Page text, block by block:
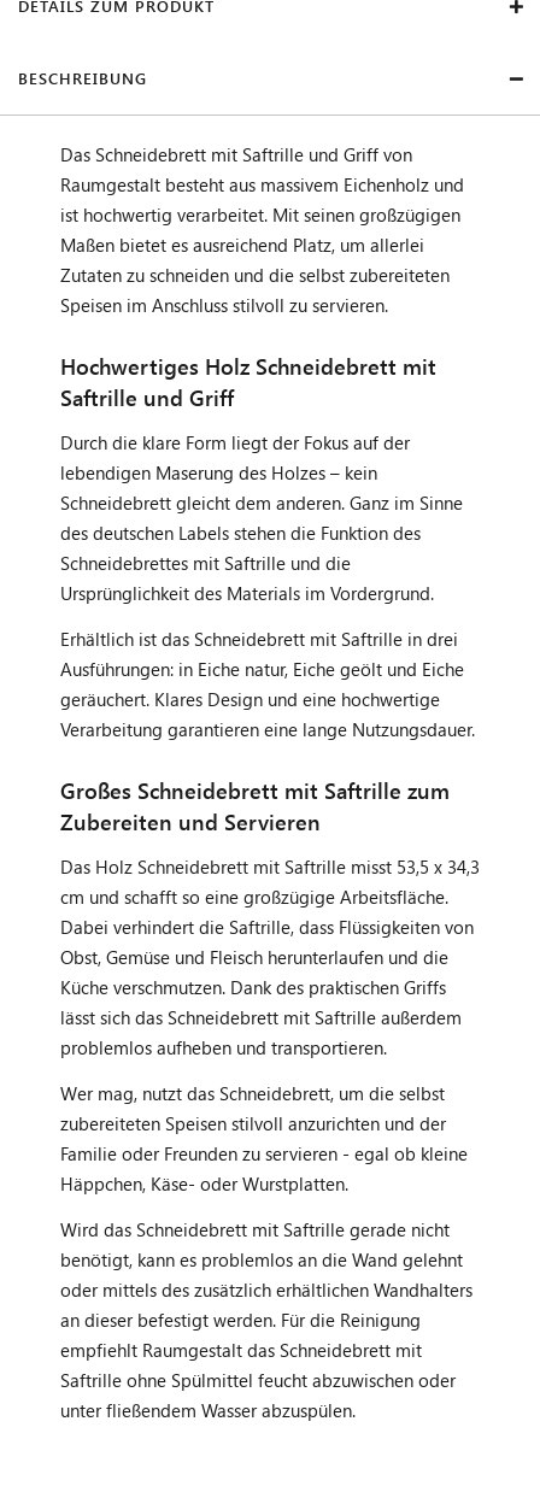
DETAILS ZUM PRODUKT
BESCHREIBUNG
Das Schneidebrett mit Saftrille und Griff von
Raumgestalt besteht aus massivem Eichenholz und
ist hochwertig verarbeitet. Mit seinen großzügigen
Maßen bietet es ausreichend Platz, um allerlei
Zutaten zu schneiden und die selbst zubereiteten
Speisen im Anschluss stilvoll zu servieren.
Hochwertiges Holz Schneidebrett mit
Saftrille und Griff
Durch die klare Form liegt der Fokus auf der
lebendigen Maserung des Holzes – kein
Schneidebrett gleicht dem anderen. Ganz im Sinne
des deutschen Labels stehen die Funktion des
Schneidebrettes mit Saftrille und die
Ursprünglichkeit des Materials im Vordergrund.
Erhältlich ist das Schneidebrett mit Saftrille in drei
Ausführungen: in Eiche natur, Eiche geölt und Eiche
geräuchert. Klares Design und eine hochwertige
Verarbeitung garantieren eine lange Nutzungsdauer.
Großes Schneidebrett mit Saftrille zum
Zubereiten und Servieren
Das Holz Schneidebrett mit Saftrille misst 53,5 x 34,3
cm und schafft so eine großzügige Arbeitsfläche.
Dabei verhindert die Saftrille, dass Flüssigkeiten von
Obst, Gemüse und Fleisch herunterlaufen und die
Küche verschmutzen. Dank des praktischen Griffs
lässt sich das Schneidebrett mit Saftrille außerdem
problemlos aufheben und transportieren.
Wer mag, nutzt das Schneidebrett, um die selbst
zubereiteten Speisen stilvoll anzurichten und der
Familie oder Freunden zu servieren - egal ob kleine
Häppchen, Käse- oder Wurstplatten.
Wird das Schneidebrett mit Saftrille gerade nicht
benötigt, kann es problemlos an die Wand gelehnt
oder mittels des zusätzlich erhältlichen Wandhalters
an dieser befestigt werden. Für die Reinigung
empfiehlt Raumgestalt das Schneidebrett mit
Saftrille ohne Spülmittel feucht abzuwischen oder
unter fließendem Wasser abzuspülen.